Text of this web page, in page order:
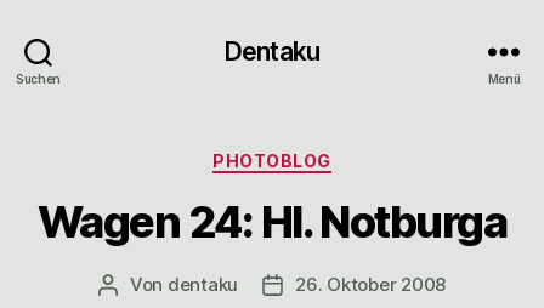
Suchen
Dentaku
Menü
Kategorien
PHOTOBLOG
Wagen 24: Hl. Notburga
Beitragsautor
Von dentaku Veröffentlichungsdatum
26. Oktober 2008